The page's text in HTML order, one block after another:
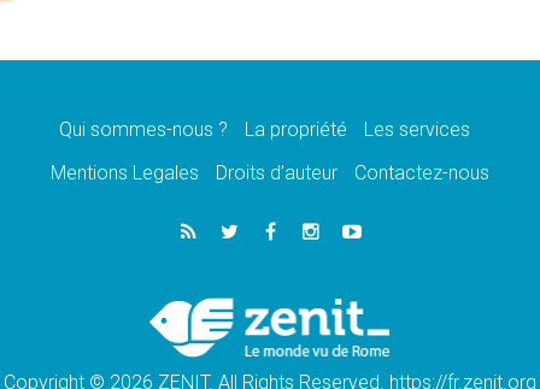
08.08.2026
08.08.2026
la victoire de l'amour sur la mort
«Relancer l'empathie», le projet Triennal d'art
des Universités catholiques
Signis 2026, donner la parole aux religieuses
catholiques
Qui sommes-nous ? La propriété
Les services
Mentions Legales
Droits d’auteur Contactez-nous
Copyright © 2026 ZENIT. All Rights Reserved. https://fr.zenit.org